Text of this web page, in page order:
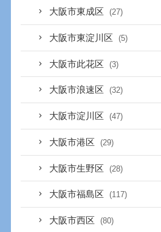
大阪市東成区 (27)
大阪市東淀川区 (5)
大阪市此花区 (3)
大阪市浪速区 (32)
大阪市淀川区 (47)
大阪市港区 (29)
大阪市生野区 (28)
大阪市福島区 (117)
大阪市西区 (80)